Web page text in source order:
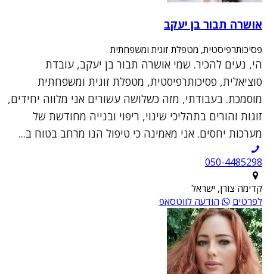
אושרה תבור בן יעקב
פסיכותרפיסטית, מטפלת זוגית ומשפחתית
הי, נעים להכיר. שמי אושרה תבור בן יעקב, עובדת
סוציאלית, פסיכותרפיסטית, מטפלת זוגית ומשפחתית
מוסמכת. בעבודתי, מזה כשלושה עשורים אני מלווה יחידים,
זוגות והורים בתהליכי שינוי, ריפוי ובנייה מחודשת של
מערכות יחסים. אני מאמינה כי טיפול הנו מרחב בטוח ב...
050-4485298
קדימה צורן, ישראל
לפרטים
הודעה לווטסאפ